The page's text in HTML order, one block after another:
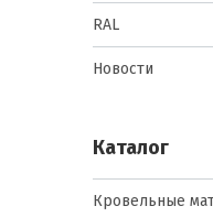
RAL
Новости
Каталог
Кровельные